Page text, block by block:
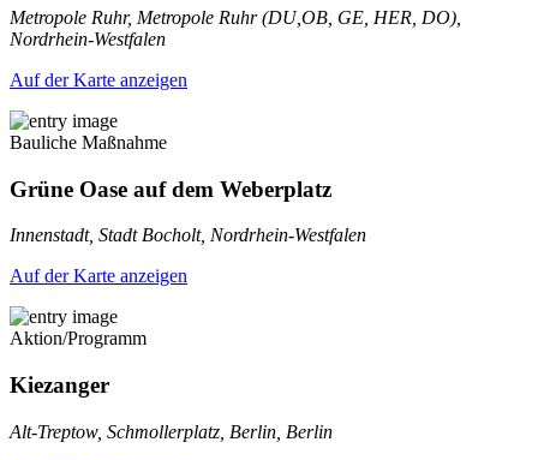
Metropole Ruhr, Metropole Ruhr (DU,OB, GE, HER, DO),
Nordrhein-Westfalen
Auf der Karte anzeigen
Bauliche Maßnahme
Grüne Oase auf dem Weberplatz
Innenstadt, Stadt Bocholt, Nordrhein-Westfalen
Auf der Karte anzeigen
Aktion/Programm
Kiezanger
Alt-Treptow, Schmollerplatz, Berlin, Berlin